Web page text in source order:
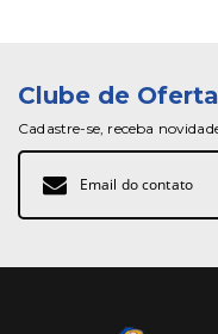
Clube de
Cadastre-se, receba
Inscreva-
na
Newsletter: